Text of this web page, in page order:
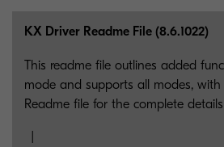
KX Driver Readme File (8.6.1022)
This readme file outlines added
mode and supports all modes, with
Readme file for the complete